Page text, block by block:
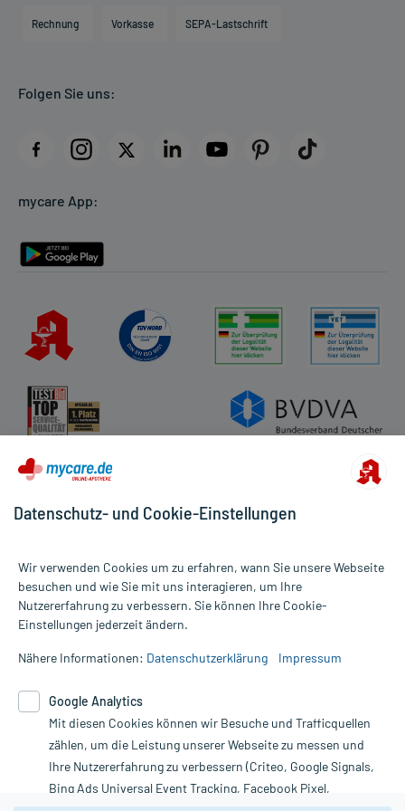
Direktabrechnung PKV
AGB
Datenschutz
Rückgabe/Widerruf
Rechnung Vorkasse SEPA-Lastschrift
Folgen Sie uns:
mycare App:
Alle Preise gelten inkl. MwSt., ggf. zzgl. Versandkosten
Informationen auf dieser Website werden ausschließlich für
die Untersuchung und Behandlung durch einen Arzt. Bitte
Therapien eingeleitet werden können. | Diese Webseite benutzt
Google Analytics. Lesen Sie bitte dazu die wichtigen Hinweise in
unserer Datenschutzerklärung. Für den Widerruf einer Bestellung
nutzen Sie das Formular:
Vertrag widerrufen
Datenschutz- und Cookie-Einstellungen
Wir verwenden Cookies um zu erfahren, wann Sie unsere Webseite
besuchen und wie Sie mit uns interagieren, um Ihre
Nutzererfahrung zu verbessern. Sie können Ihre Cookie-
Einstellungen jederzeit ändern.
Nähere Informationen: Datenschutzerklärung Impressum
Google Analytics
Mit diesen Cookies können wir Besuche und Trafficquellen
zählen, um die Leistung unserer Webseite zu messen und
Ihre Nutzererfahrung zu verbessern (Criteo, Google Signals,
Bing Ads Universal Event Tracking, Facebook Pixel,